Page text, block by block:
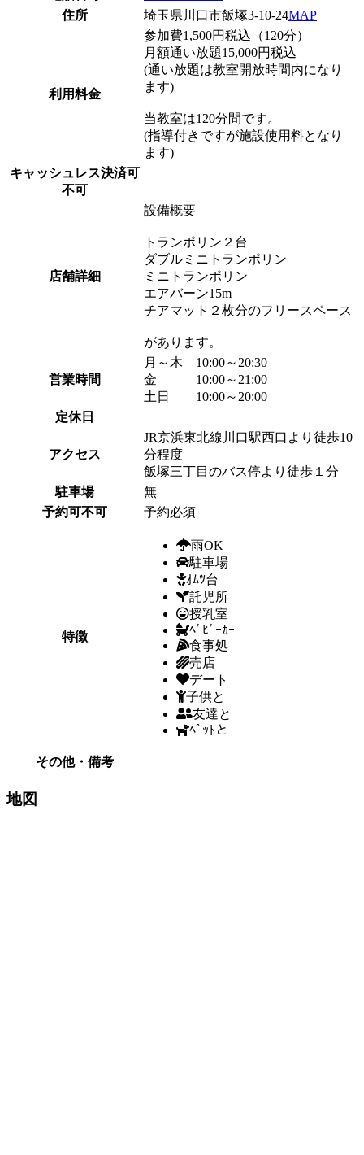
住所
埼玉県川口市飯塚3-10-24MAP
利用料金
参加費1,500円税込（120分）
月額通い放題15,000円税込
(通い放題は教室開放時間内になり
ます)
当教室は120分間です。
(指導付きですが施設使用料となり
ます)
キャッシュレス決済可
不可
店舗詳細
設備概要
トランポリン２台
ダブルミニトランポリン
ミニトランポリン
エアバーン15m
チアマット２枚分のフリースペース
があります。
営業時間
月～木 10:00～20:30
金 10:00～21:00
土日 10:00～20:00
定休日
アクセス
JR京浜東北線川口駅西口より徒歩10
分程度
飯塚三丁目のバス停より徒歩１分
駐車場
無
予約可不可
予約必須
特徴
雨OK
駐車場
ｵﾑﾂ台
託児所
授乳室
ﾍﾞﾋﾞｰｶｰ
食事処
売店
デート
子供と
友達と
ﾍﾟｯﾄと
その他・備考
地図